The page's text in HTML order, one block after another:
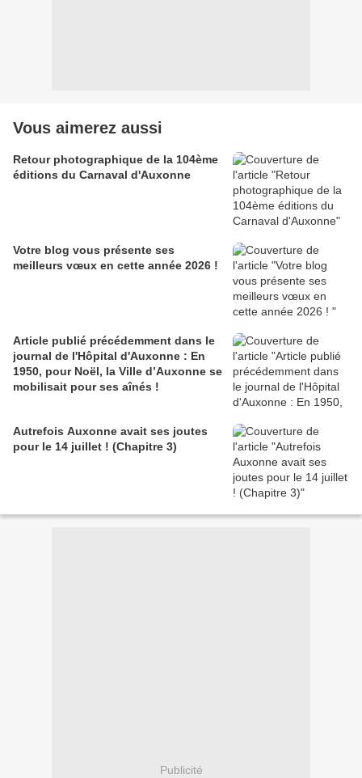
Vous aimerez aussi
Retour photographique de la 104ème
éditions du Carnaval d'Auxonne
Votre blog vous présente ses
meilleurs vœux en cette année 2026 !
Article publié précédemment dans le
journal de l'Hôpital d'Auxonne : En
1950, pour Noël, la Ville d’Auxonne se
mobilisait pour ses aînés !
Autrefois Auxonne avait ses joutes
pour le 14 juillet ! (Chapitre 3)
Publicité